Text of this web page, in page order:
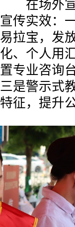
在场外宣
宣传实效：
易拉宝，发
化、个人用
置专业咨询
三是警示式
特征，提升